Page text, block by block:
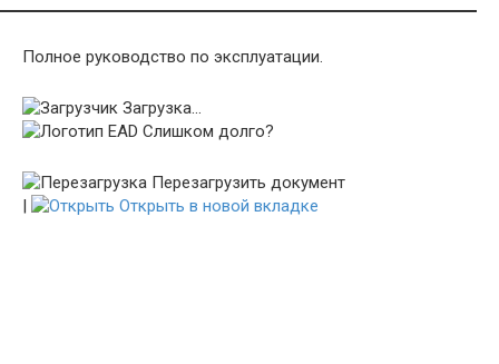
Полное руководство по эксплуатации.
Загрузка...
Слишком долго?
Перезагрузить документ
|
Открыть в новой вкладке